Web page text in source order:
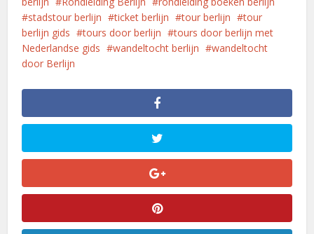
stadstour berlijn
ticket berlijn tour berlijn
tour
berlijn gids
tours door berlijn
tours door berlijn met
Nederlandse gids
wandeltocht berlijn
wandeltocht
door Berlijn